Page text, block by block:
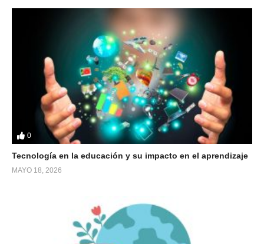
0
Tecnología en la educación y su impacto en el aprendizaje
MAYO 18, 2026